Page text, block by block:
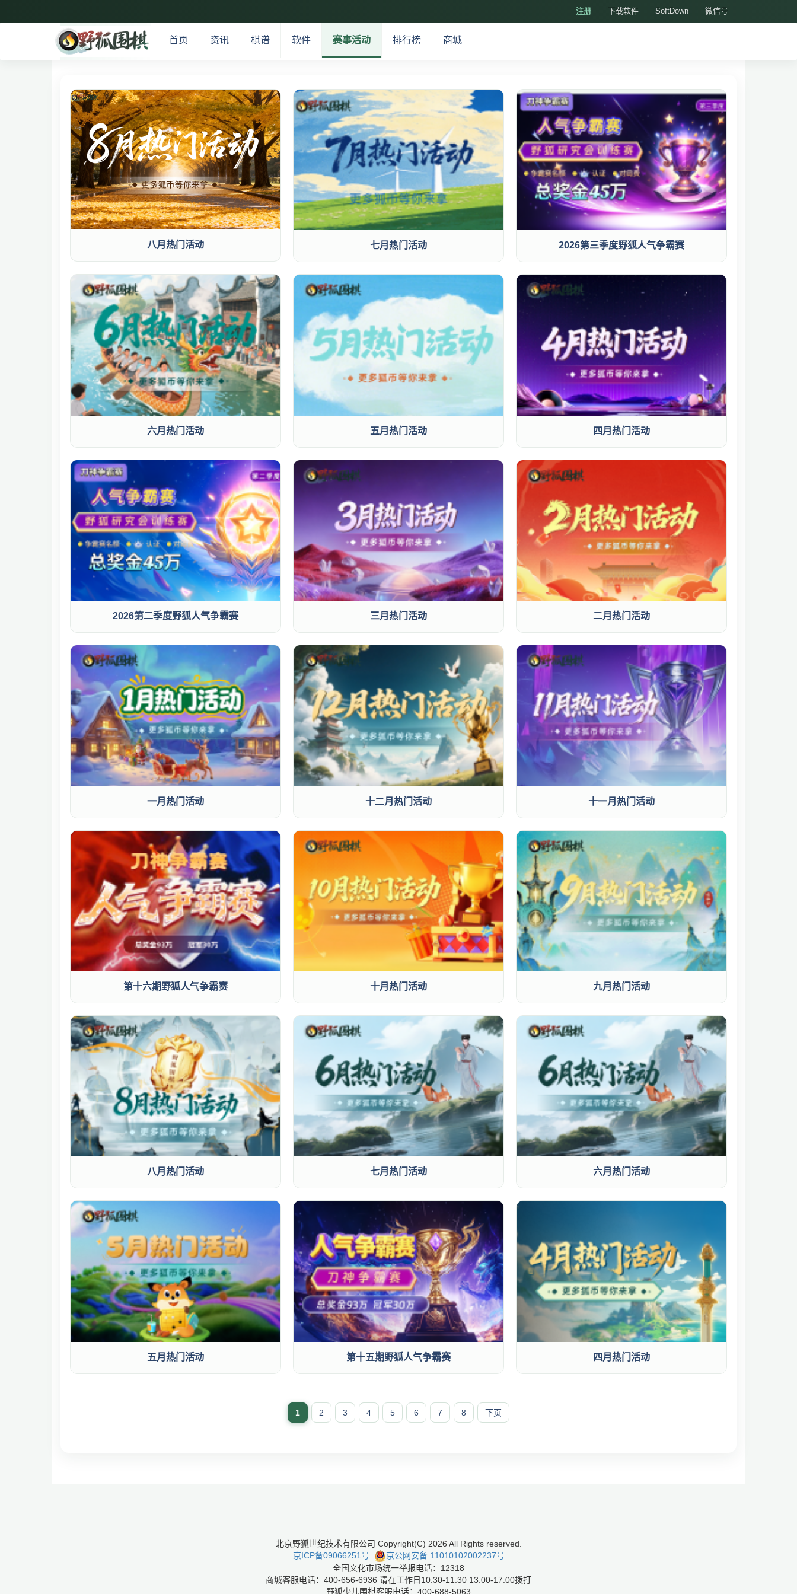
注册 下载软件 SoftDown 微信号
首页 资讯 棋谱 软件 赛事活动 排行榜 商城
八月热门活动 七月热门活动 2026第三季度野狐人气争霸赛
六月热门活动 五月热门活动 四月热门活动
2026第二季度野狐人气争霸赛 三月热门活动 二月热门活动
一月热门活动 十二月热门活动 十一月热门活动
第十六期野狐人气争霸赛 十月热门活动 九月热门活动
八月热门活动 七月热门活动 六月热门活动
五月热门活动 第十五期野狐人气争霸赛 四月热门活动
1 2 3 4 5 6 7 8 下页
北京野狐世纪技术有限公司 Copyright(C) 2026 All Rights reserved.
京ICP备09066251号
京公网安备 11010102002237号
全国文化市场统一举报电话：12318
商城客服电话：400-656-6936 请在工作日10:30-11:30 13:00-17:00拨打
野狐少儿围棋客服电话：400-688-5063